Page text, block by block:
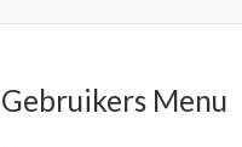
Gebruikers Menu